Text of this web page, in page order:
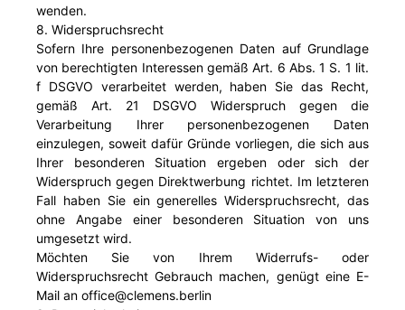
wenden.
8. Widerspruchsrecht
Sofern Ihre personenbezogenen Daten auf Grundlage
von berechtigten Interessen gemäß Art. 6 Abs. 1 S. 1 lit.
f DSGVO verarbeitet werden, haben Sie das Recht,
gemäß Art. 21 DSGVO Widerspruch gegen die
Verarbeitung Ihrer personenbezogenen Daten
einzulegen, soweit dafür Gründe vorliegen, die sich aus
Ihrer besonderen Situation ergeben oder sich der
Widerspruch gegen Direktwerbung richtet. Im letzteren
Fall haben Sie ein generelles Widerspruchsrecht, das
ohne Angabe einer besonderen Situation von uns
umgesetzt wird.
Möchten Sie von Ihrem Widerrufs- oder
Widerspruchsrecht Gebrauch machen, genügt eine E-
Mail an office@clemens.berlin